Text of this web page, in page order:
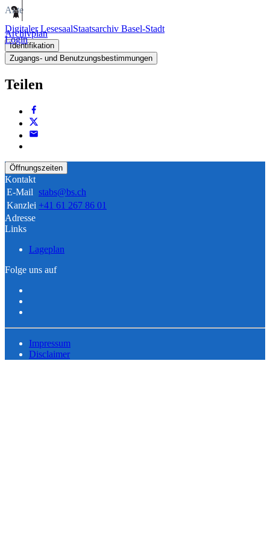
Digitaler LesesaalStaatsarchiv Basel-Stadt
Login
Akte
Archivplan
Identifikation
Zugangs- und Benutzungsbestimmungen
Teilen
Öffnungszeiten
Kontakt
E-Mail stabs@bs.ch
Kanzlei +41 61 267 86 01
Adresse
Links
Lageplan
Folge uns auf
Impressum
Disclaimer